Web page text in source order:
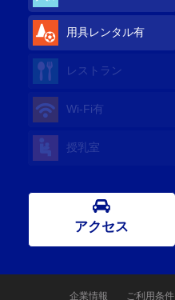
用具レンタル有
レストラン
Wi-Fi有
授乳室
アクセス
企業情報 ご利用条件